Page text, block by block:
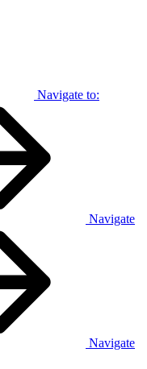
Navigate to:
Navigate
Navigate